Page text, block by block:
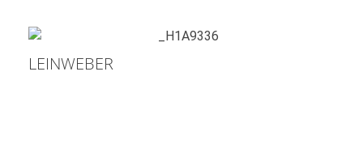
LEINWEBER